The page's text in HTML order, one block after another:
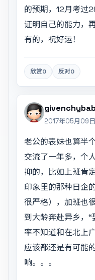
的预期，12月考过
证明自己的能力，
有的，祝好运！
欣赏0 反对0
2017年05月09日
老公的表妹也算半
交流了一年多，个
抑的，比如上班肯
印象里的那种日企
很严格），加班也
到大龄奔赴异乡，
率不知道和在北上
应该都还是有可能
响。。。